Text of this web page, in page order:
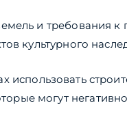
и требования к
культурного
использовать
могут